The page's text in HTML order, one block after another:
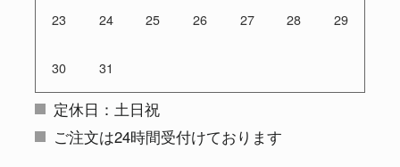
23 24 25 26 27 28 29
30 31
定休日：土日祝
ご注文は24時間受付けております